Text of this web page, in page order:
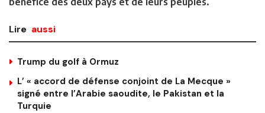
Lire aussi
Trump du golf à Ormuz
L’ « accord de défense conjoint de La Mecque »
signé entre l’Arabie saoudite, le Pakistan et la
Turquie